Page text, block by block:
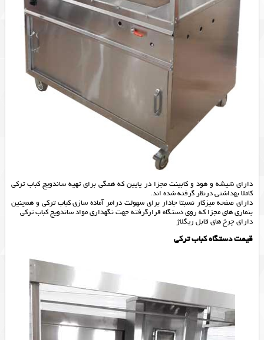
دارای شیشه و هود و کابینت مجزا در پایین که همگی برای تهیه ساندویچ کباب ترکی
کاملا بهداشتی درنظر گرفته شده اند.
دارای صفحه میزکار نسبتا جادار برای سهولت درامر آماده سازی کباب ترکی و همچنین
بنماری های مجزا که روی دستگاه قرارگرفته جهت نگهداری مواد ساندویچ کباب ترکی
دارای چرخ های قابل ریگلاژ
قیمت دستگاه کباب ترکی